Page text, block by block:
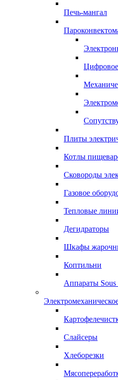
Печь-мангал
Плиты
Котлы
Сковороды
Газовое
Тепловые
Дегидраторы
Шкафы
Коптильни
Аппараты Sous
Слайсеры
Хлеборезки